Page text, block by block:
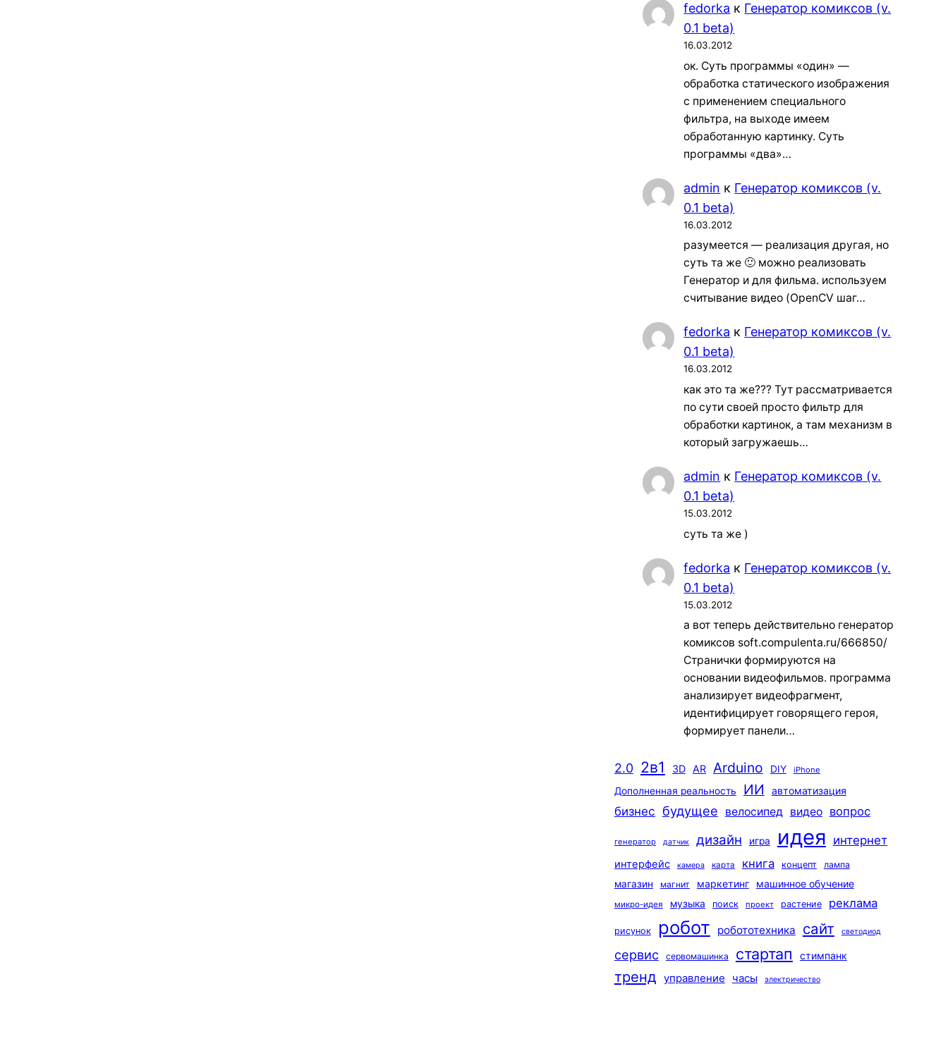
fedorka к Генератор комиксов (v.
0.1 beta)
16.03.2012
ок. Суть программы «один» —
обработка статического изображения
с применением специального
фильтра, на выходе имеем
обработанную картинку. Суть
программы «два»…
admin к Генератор комиксов (v.
0.1 beta)
16.03.2012
разумеется — реализация другая, но
суть та же 🙂 можно реализовать
Генератор и для фильма. используем
считывание видео (OpenCV шаг…
fedorka к Генератор комиксов (v.
0.1 beta)
16.03.2012
как это та же??? Тут рассматривается
по сути своей просто фильтр для
обработки картинок, а там механизм в
который загружаешь…
admin к Генератор комиксов (v.
0.1 beta)
15.03.2012
суть та же )
fedorka к Генератор комиксов (v.
0.1 beta)
15.03.2012
а вот теперь действительно генератор
комиксов soft.compulenta.ru/666850/
Странички формируются на
основании видеофильмов. программа
анализирует видеофрагмент,
идентифицирует говорящего героя,
формирует панели…
2.0 2в1 3D AR Arduino DIY iPhone
Дополненная реальность ИИ автоматизация
бизнес будущее велосипед видео вопрос
генератор датчик дизайн игра идея интернет
интерфейс камера карта книга концепт лампа
магазин магнит маркетинг машинное обучение
микро-идея музыка поиск проект растение реклама
рисунок робот робототехника сайт светодиод
сервис сервомашинка стартап стимпанк
тренд управление часы электричество